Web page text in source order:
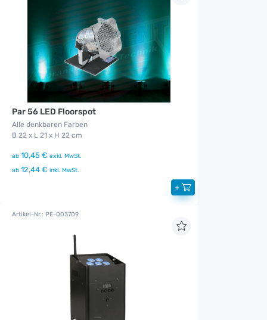
Par 56 LED Floorspot
Alle denkbaren Farben
B 22 x L 21 x H 22 cm
ab 10,45 € exkl. MwSt.
ab 12,44 € inkl. MwSt.
+
Artikel-Nr.: PE-003709